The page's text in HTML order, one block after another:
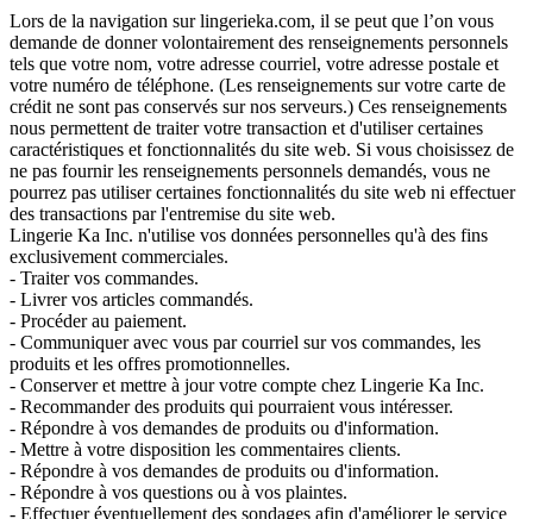
Lors de la navigation sur lingerieka.com, il se peut que l’on vous
demande de donner volontairement des renseignements personnels
tels que votre nom, votre adresse courriel, votre adresse postale et
votre numéro de téléphone. (Les renseignements sur votre carte de
crédit ne sont pas conservés sur nos serveurs.) Ces renseignements
nous permettent de traiter votre transaction et d'utiliser certaines
caractéristiques et fonctionnalités du site web. Si vous choisissez de
ne pas fournir les renseignements personnels demandés, vous ne
pourrez pas utiliser certaines fonctionnalités du site web ni effectuer
des transactions par l'entremise du site web.
Lingerie Ka Inc. n'utilise vos données personnelles qu'à des fins
exclusivement commerciales.
- Traiter vos commandes.
- Livrer vos articles commandés.
- Procéder au paiement.
- Communiquer avec vous par courriel sur vos commandes, les
produits et les offres promotionnelles.
- Conserver et mettre à jour votre compte chez Lingerie Ka Inc.
- Recommander des produits qui pourraient vous intéresser.
- Répondre à vos demandes de produits ou d'information.
- Mettre à votre disposition les commentaires clients.
- Répondre à vos demandes de produits ou d'information.
- Répondre à vos questions ou à vos plaintes.
- Effectuer éventuellement des sondages afin d'améliorer le service